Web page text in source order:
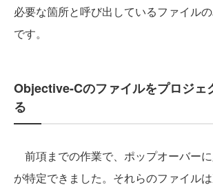
必要な箇所と呼び出しているファイル
です。
Objective-Cのファイルをプロジェ
る
前項までの作業で、ポップオーバー
が特定できました。それらのファイルは